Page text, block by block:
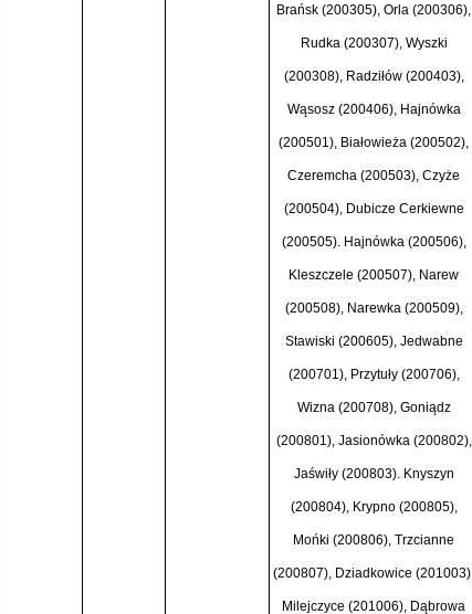
Brańsk (200305), Orla (200306),
Rudka (200307), Wyszki
(200308), Radziłów (200403),
Wąsosz (200406), Hajnówka
(200501), Białowieża (200502),
Czeremcha (200503), Czyże
(200504), Dubicze Cerkiewne
(200505). Hajnówka (200506),
Kleszczele (200507), Narew
(200508), Narewka (200509),
Stawiski (200605), Jedwabne
(200701), Przytuły (200706),
Wizna (200708), Goniądz
(200801), Jasionówka (200802),
Jaświły (200803). Knyszyn
(200804), Krypno (200805),
Mońki (200806), Trzcianne
(200807), Dziadkowice (201003),
Milejczyce (201006), Dąbrowa